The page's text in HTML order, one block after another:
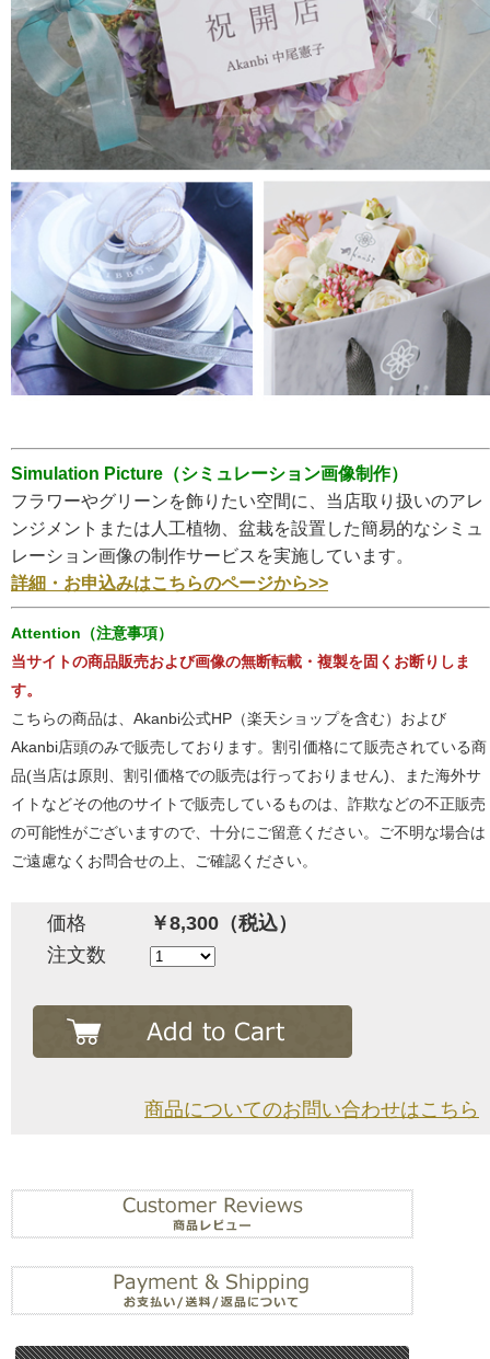
Simulation Picture（シミュレーション画像制作）
フラワーやグリーンを飾りたい空間に、当店取り扱いのアレ
ンジメントまたは人工植物、盆栽を設置した簡易的なシミュ
レーション画像の制作サービスを実施しています。
詳細・お申込みはこちらのページから>>
Attention（注意事項）
当サイトの商品販売および画像の無断転載・複製を固くお断りしま
す。
こちらの商品は、Akanbi公式HP（楽天ショップを含む）および
Akanbi店頭のみで販売しております。割引価格にて販売されている商
品(当店は原則、割引価格での販売は行っておりません)、また海外サ
イトなどその他のサイトで販売しているものは、詐欺などの不正販売
の可能性がございますので、十分にご留意ください。ご不明な場合は
ご遠慮なくお問合せの上、ご確認ください。
価格
￥8,300（税込）
注文数
商品についてのお問い合わせはこちら